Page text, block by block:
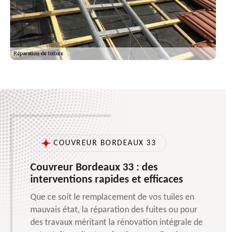
COUVREUR BORDEAUX 33
Couvreur Bordeaux 33 : des
interventions rapides et efficaces
Que ce soit le remplacement de vos tuiles en
mauvais état, la réparation des fuites ou pour
des travaux méritant la rénovation intégrale de